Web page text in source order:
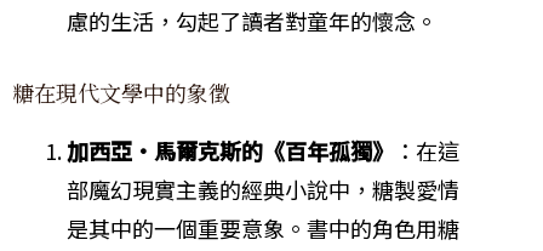
慮的生活，勾起了讀者對童年的懷念。
糖在現代文學中的象徵
加西亞·馬爾克斯的《百年孤獨》
：在這
部魔幻現實主義的經典小說中，糖製愛情
是其中的一個重要意象。書中的角色用糖